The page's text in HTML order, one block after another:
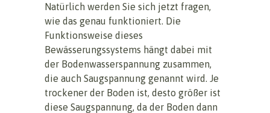
Natürlich werden Sie sich jetzt fragen,
wie das genau funktioniert. Die
Funktionsweise dieses
Bewässerungssystems hängt dabei mit
der Bodenwasserspannung zusammen,
die auch Saugspannung genannt wird. Je
trockener der Boden ist, desto größer ist
diese Saugspannung, da der Boden dann